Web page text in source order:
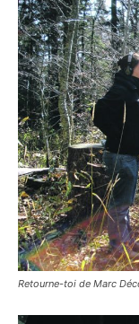
Retourne-toi de Marc